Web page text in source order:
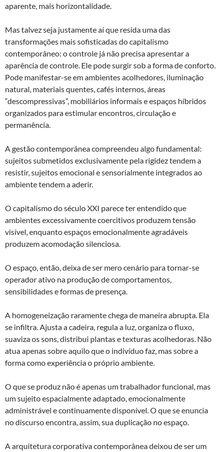
aparente, mais horizontalidade.
Mas talvez seja justamente aí que resida uma das
transformações mais sofisticadas do capitalismo
contemporâneo: o controle já não precisa apresentar a
aparência de controle. Ele pode surgir sob a forma de conforto.
Pode manifestar-se em ambientes acolhedores, iluminação
natural, materiais quentes, cafés internos, áreas
“descompressivas”, mobiliários informais e espaços híbridos
organizados para estimular encontros, circulação e
permanência.
A gestão contemporânea compreendeu algo fundamental:
sujeitos submetidos exclusivamente pela rigidez tendem a
resistir, sujeitos emocional e sensorialmente integrados ao
ambiente tendem a aderir.
O capitalismo do século XXI parece ter entendido que
ambientes excessivamente coercitivos produzem tensão
visível, enquanto espaços emocionalmente agradáveis
produzem acomodação silenciosa.
O espaço, então, deixa de ser mero cenário para tornar-se
operador ativo na produção de comportamentos,
sensibilidades e formas de presença.
A homogeneização raramente chega de maneira abrupta. Ela
se infiltra. Ajusta a cadeira, regula a luz, organiza o fluxo,
suaviza os sons, distribui plantas e texturas acolhedoras. Não
atua apenas sobre aquilo que o indivíduo faz, mas sobre a
forma como experiência o próprio ambiente.
O que se produz não é apenas um trabalhador funcional, mas
um sujeito espacialmente adaptado, emocionalmente
administrável e continuamente disponível. O que se enuncia
no discurso encontra, assim, sua duplicação no espaço.
A arquitetura corporativa contemporânea deixou de ser um